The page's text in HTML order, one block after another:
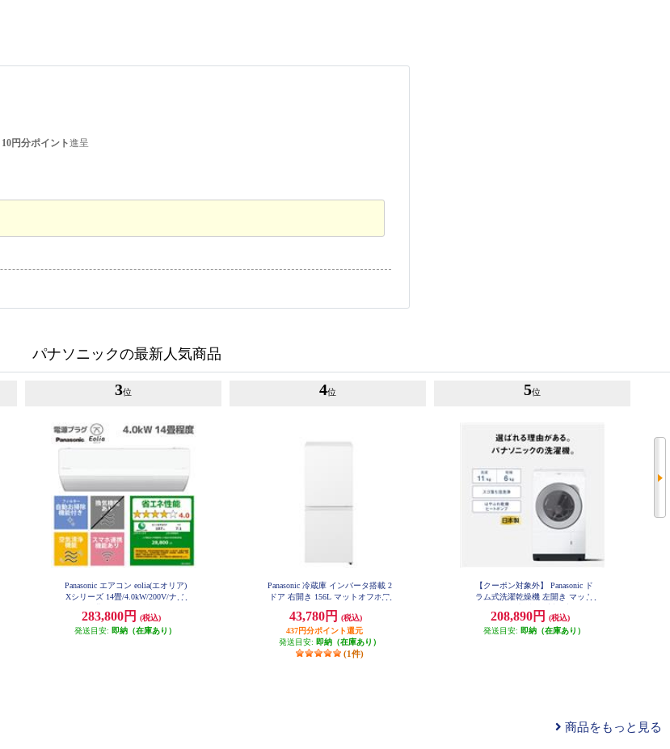
10円分ポイント進呈
パナソニックの最新人気商品
3位
Panasonic エアコン eolia(エオリア)
Xシリーズ 14畳/4.0kW/200V/ナノ
付/W/2026年度 CS-X406D2-ESET
283,800円
(税込)
発送目安: 即納（在庫あり）
4位
Panasonic 冷蔵庫 インバータ搭載 2
ドア 右開き 156L マットオフホワ
43,780円
(税込)
437円分ポイント還元
発送目安: 即納（在庫あり）
(1件)
5位
【クーポン対象外】 Panasonic ド
ラム式洗濯乾燥機 左開き マット
LX113EL-W
208,890円
(税込)
発送目安: 即納（在庫あり）
商品をもっと見る